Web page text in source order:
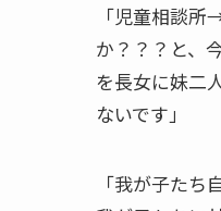
「児童相談
か？？？と、
を長女に妹二
ないです」
「我が子た